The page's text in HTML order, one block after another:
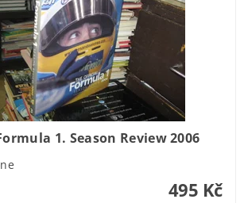
1. Season Review 2006
495 Kč